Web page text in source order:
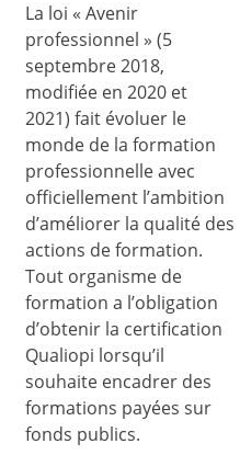
La loi « Avenir
professionnel » (5
septembre 2018,
modifiée en 2020 et
2021) fait évoluer le
monde de la formation
professionnelle avec
officiellement l’ambition
d’améliorer la qualité des
actions de formation.
Tout organisme de
formation a l’obligation
d’obtenir la certification
Qualiopi lorsqu’il
souhaite encadrer des
formations payées sur
fonds publics.